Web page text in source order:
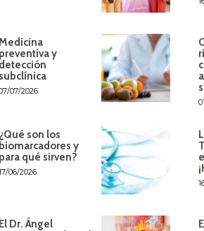
preventiva y
detección
subclínica
07/2026
¿Qué son los
biomarcadores y
para qué sirven?
06/2026
El Dr. Ángel